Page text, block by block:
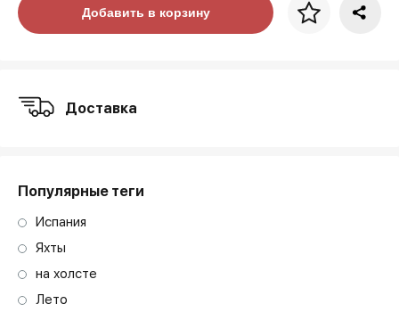
Цена за багетДобавить в корзину
Доставка
Популярные теги
Испания
Яхты
на холсте
Лето